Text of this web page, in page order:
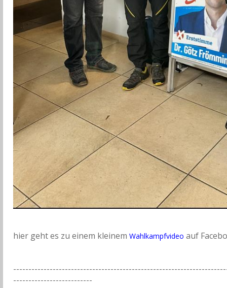
hier geht es zu einem kleinem Wahlkampfvideo auf
--------------------------